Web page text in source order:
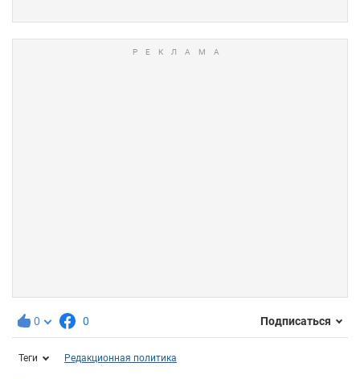
0 0 Подписаться
Теги Редакционная политика